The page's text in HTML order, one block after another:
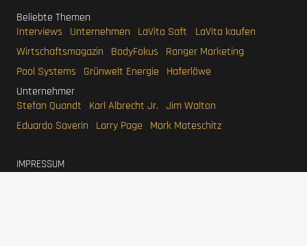
Beliebte Themen
Interviews
Unternehmen LaVita Saft
LaVita kaufen
Wirtschaftsmagazin
BodyFokus
Ranger Marketing
Pool Systems
Grünwelt Energie
Haferlöwe
Unternehmer
Stefan Quandt
Karl Albrecht Jr. Jim Walton
Eduardo Saverin
Larry Page Mark Mateschitz
IMPRESSUM